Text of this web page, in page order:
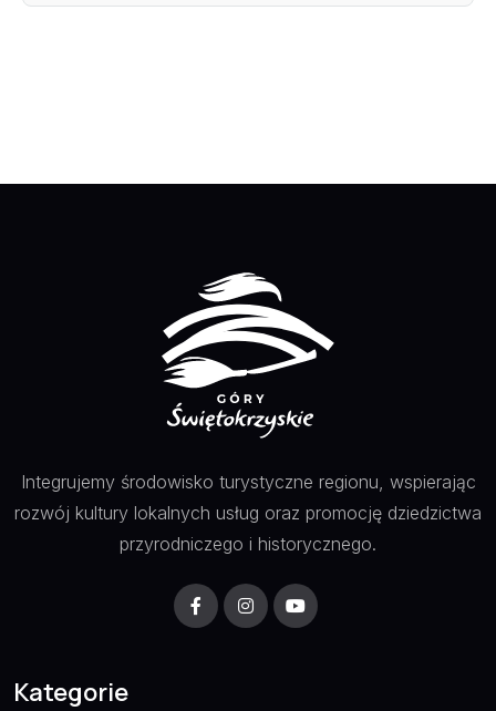
Integrujemy środowisko turystyczne regionu, wspierając
rozwój kultury lokalnych usług oraz promocję dziedzictwa
przyrodniczego i historycznego.
Kategorie